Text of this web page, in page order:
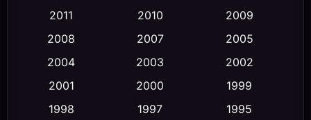
Conspiracy
Crime อาชญากรรม (347)
2011
2010
2009
2008
2007
2005
2004
2003
2002
2001
2000
1999
1998
1997
1995